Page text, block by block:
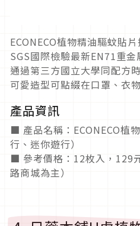
ECONECO植物精油驅蚊貼
SGS國際檢驗最新EN71重
通過第三方國立大學同配方
可愛造型可點綴在口罩、衣
產品資訊
■ 產品名稱：ECONECO植
行、迷你遊行）
■ 參考價格：12枚入，129
路商城為主）